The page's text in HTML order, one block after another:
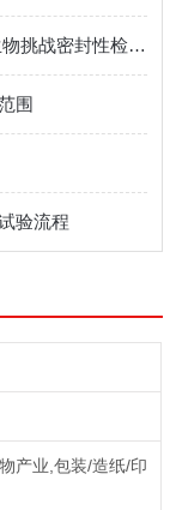
2025药典9628落地实操：无菌制剂微生物挑战密封性检测完整方案
围
验流程
产业,包装/造纸/印